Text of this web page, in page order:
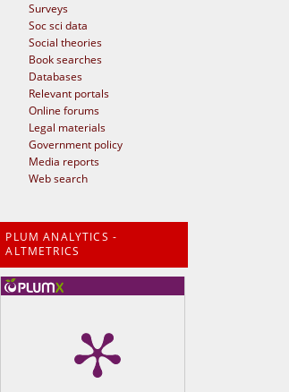
Surveys
Soc sci data
Social theories
Book searches
Databases
Relevant portals
Online forums
Legal materials
Government policy
Media reports
Web search
PLUM ANALYTICS -
ALTMETRICS